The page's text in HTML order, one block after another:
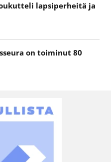
lapsiperheitä ja
on toiminut 80